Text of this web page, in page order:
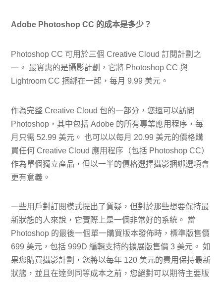
Adobe Photoshop CC 的成本是多少？
Photoshop CC 可用於三個 Creative Cloud 訂閱計劃之
一。 最實惠的是攝影計劃，它將 Photoshop CC 與
Lightroom CC 捆綁在一起，每月 9.99 美元。
作為完整 Creative Cloud 包的一部分，您還可以訪問
Photoshop，其中包括 Adob​​e 的所有專業應用程序，每
月只需 52.99 美元。 也可以以每月 20.99 美元的價格購
買任何 Creative Cloud 應用程序（包括 Photoshop CC）
作為單個獨立產品，但以一半的價格選擇攝影捆綁選項會
更有意義。
一些用戶對訂閱模式提出了質疑，但對於那些想要保持最
新狀態的人來說，它實際上是一個非常好的系統。 當
Photoshop 的最後一個單一購買版本發佈時，標準版售價
699 美元，包括 999D 編輯支持的擴展版售價 3 美元。 如
果您購買攝影計劃，您將以每年 120 美元的費用保持最新
狀態，並且在達到同等成本之前，您絕對可以期待主要版